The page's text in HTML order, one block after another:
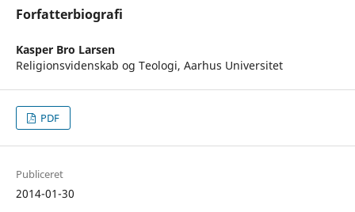
Forfatterbiografi
Kasper Bro Larsen
Religionsvidenskab og Teologi, Aarhus Universitet
PDF
Publiceret
2014-01-30